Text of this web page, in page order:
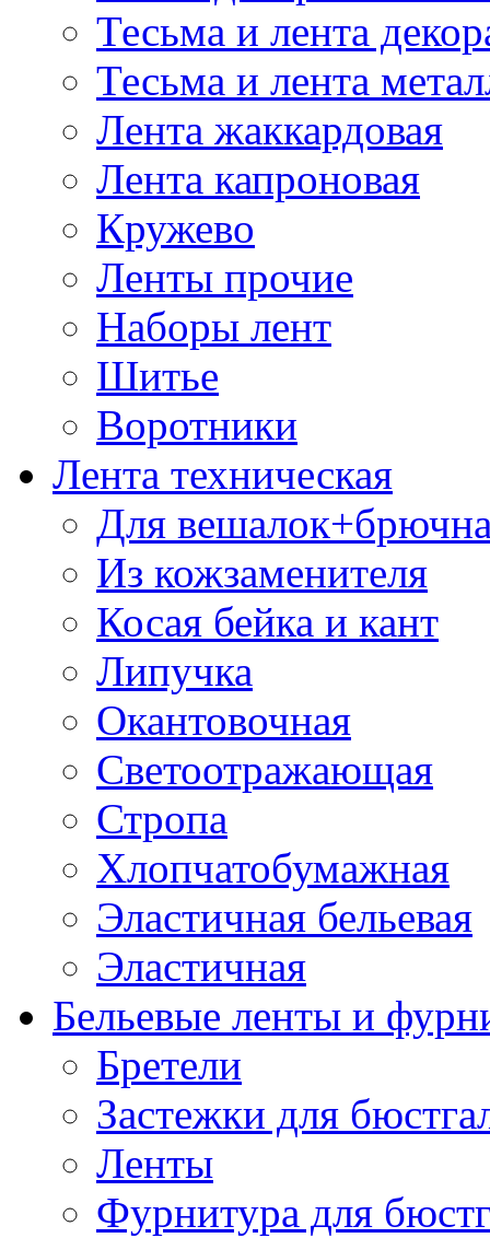
Тесьма и лента
Тесьма и лента
Лента жаккардовая
Лента капроновая
Кружево
Ленты прочие
Наборы лент
Шитье
Воротники
Лента техническая
Для
Из кожзаменителя
Косая бейка и кант
Липучка
Окантовочная
Светоотражающая
Стропа
Хлопчатобумажная
Эластичная бельевая
Эластичная
Бельевые ленты и
Бретели
Застежки для
Ленты
Фурнитура для